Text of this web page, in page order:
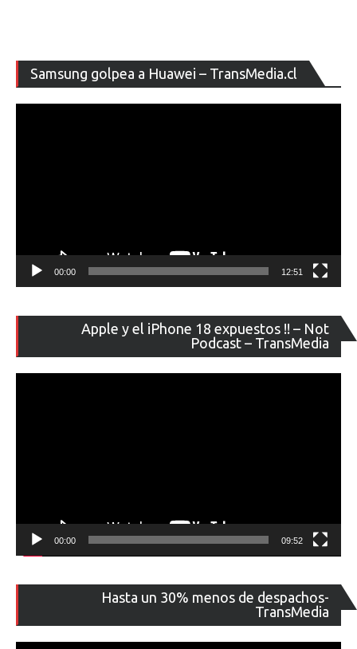
Samsung golpea a Huawei – TransMedia.cl
de
00:00 12:51
Apple y el iPhone 18 expuestos !! – Not
Podcast – TransMedia
de
00:00 09:52
Hasta un 30% menos de despachos-
TransMedia
de